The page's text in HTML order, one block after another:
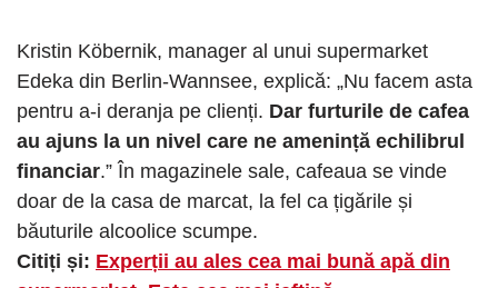
Kristin Köbernik, manager al unui supermarket
Edeka din Berlin-Wannsee, explică: „Nu facem asta
pentru a-i deranja pe clienți. Dar furturile de cafea
au ajuns la un nivel care ne amenință echilibrul
financiar.” În magazinele sale, cafeaua se vinde
doar de la casa de marcat, la fel ca țigările și
băuturile alcoolice scumpe.
Citiți și: Experții au ales cea mai bună apă din